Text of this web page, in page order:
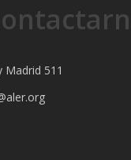
Madrid 511